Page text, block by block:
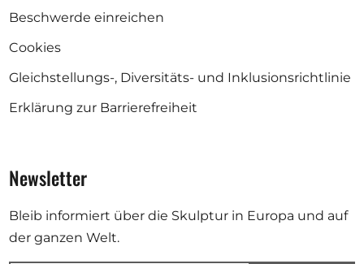
Beschwerde einreichen
Cookies
Gleichstellungs-, Diversitäts- und Inklusionsrichtlinie
Erklärung zur Barrierefreiheit
Newsletter
Bleib informiert über die Skulptur in Europa und auf
der ganzen Welt.